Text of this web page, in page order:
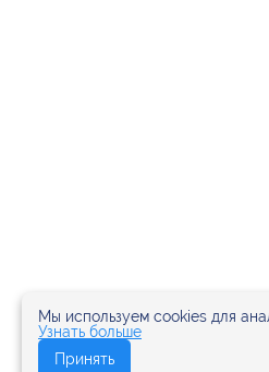
Мы используем cookies для
Узнать больше
Принять